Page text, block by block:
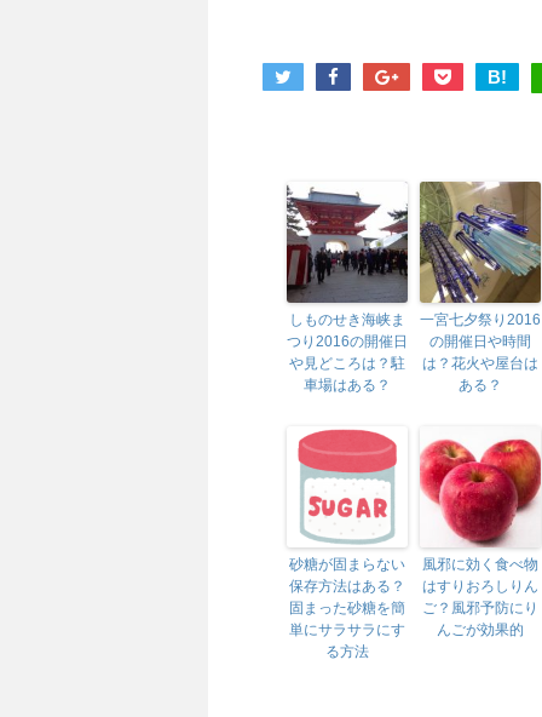
B!
しものせき海峡ま
つり2016の開催日
や見どころは？駐
車場はある？
一宮七夕祭り2016
の開催日や時間
は？花火や屋台は
ある？
砂糖が固まらない
保存方法はある？
固まった砂糖を簡
単にサラサラにす
る方法
風邪に効く食べ物
はすりおろしりん
ご？風邪予防にり
んごが効果的